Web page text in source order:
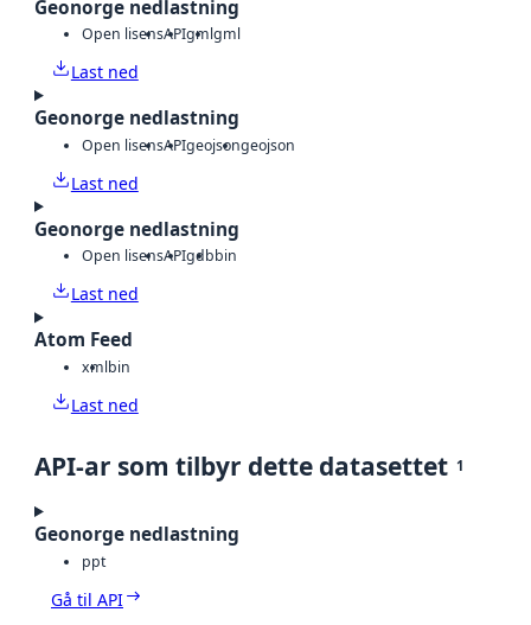
Geonorge nedlastning
Open lisensAPIgmlgml
Last ned
Geonorge nedlastning
Open lisensAPIgeojsongeojson
Last ned
Geonorge nedlastning
Open lisensAPIgdbbin
Last ned
Atom Feed
xmlbin
Last ned
API-ar som tilbyr dette datasettet 1
Geonorge nedlastning
ppt
Gå til API